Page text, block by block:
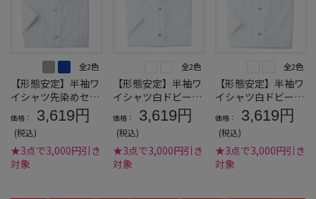
全2色
【形態安定】半袖ワ
イシャツ先染めセミ
ワイド
価格： 3,619円
(税込)
★3点で3,000円引き
対象
全2色
【形態安定】半袖ワ
イシャツ白ドビーボ
タンダウン
価格： 3,619円
(税込)
★3点で3,000円引き
対象
全2色
【形態安定】半袖ワ
イシャツ白ドビーセ
ミワイド
価格： 3,619円
(税込)
★3点で3,000円引き
対象